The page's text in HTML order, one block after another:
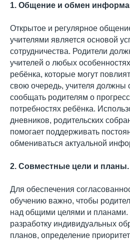
1. Общение и обмен
Открытое и регулярное
учителями является основой
сотрудничества. Родители
учителей о любых
ребёнка, которые могут
свою очередь, учителя должны
сообщать родителям о
потребностях ребёнка.
дневников, родительских
помогает поддерживать
обмениваться актуальной
2. Совместные цели и планы.
Для обеспечения
обучению важно, чтобы
над общими целями и планами.
разработку индивидуальных
планов, определение